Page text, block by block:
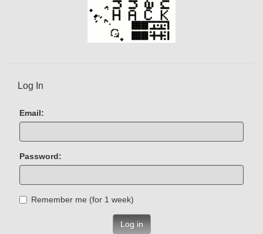
Log In
Email:
Password:
Remember me (for 1 week)
Log in